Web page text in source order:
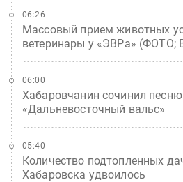
Массовый прием животных
ветеринары у «ЭВРа» (ФОТО;
06:26
Хабаровчанин сочинил
«Дальневосточный вальс»
06:00
Количество подтопленных
Хабаровска удвоилось
05:40